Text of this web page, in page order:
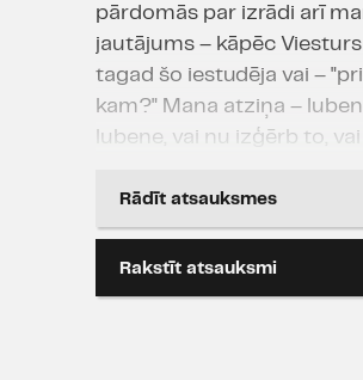
pārdomās par izrādi arī
jautājums – kāpēc
tagad šo iestudēja vai –
kam?" Mana atziņa –
lubene, vai nu izģērb to, vai
Dailes teātris
22.04.2026 17:33
Rādīt atsauksmes
Rakstīt atsauksmi